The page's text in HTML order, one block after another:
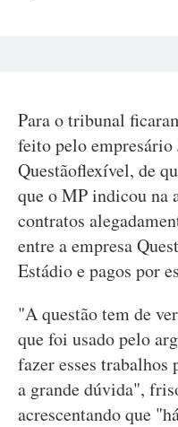
Para o tribunal
feito pelo empresário
Questãoflexível, de
que o MP indicou na
contratos
entre a empresa
Estádio e pagos por
"A questão tem de
que foi usado pelo
fazer esses trabalhos
a grande dúvida",
acrescentando que